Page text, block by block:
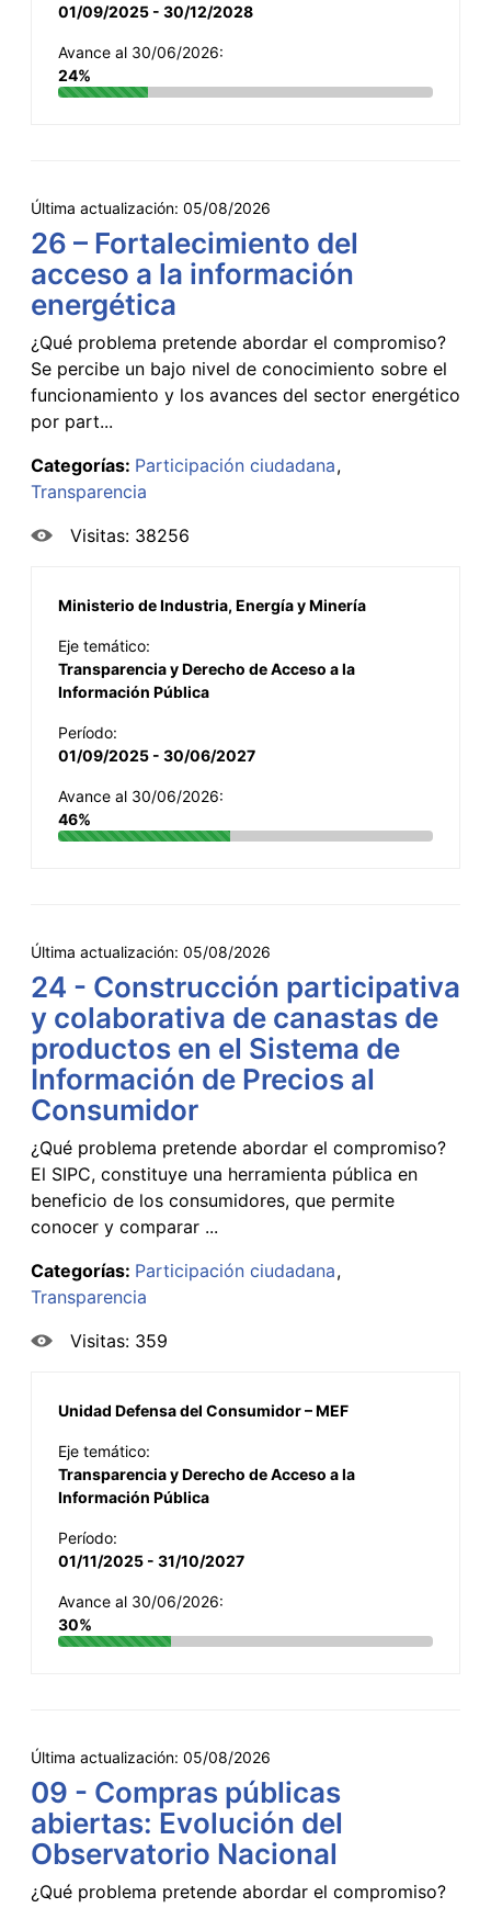
01/09/2025 - 30/12/2028
Avance al 30/06/2026:
24%
Última actualización: 05/08/2026
26 – Fortalecimiento del
acceso a la información
energética
¿Qué problema pretende abordar el compromiso?
Se percibe un bajo nivel de conocimiento sobre el
funcionamiento y los avances del sector energético
por part...
Categorías: Participación ciudadana
Transparencia
Visitas: 38256
Ministerio de Industria, Energía y Minería
Eje temático:
Transparencia y Derecho de Acceso a la
Información Pública
Período:
01/09/2025 - 30/06/2027
Avance al 30/06/2026:
46%
Última actualización: 05/08/2026
24 - Construcción participativa
y colaborativa de canastas de
productos en el Sistema de
Información de Precios al
Consumidor
¿Qué problema pretende abordar el compromiso?
El SIPC, constituye una herramienta pública en
beneficio de los consumidores, que permite
conocer y comparar ...
Categorías: Participación ciudadana
Transparencia
Visitas: 359
Unidad Defensa del Consumidor – MEF
Eje temático:
Transparencia y Derecho de Acceso a la
Información Pública
Período:
01/11/2025 - 31/10/2027
Avance al 30/06/2026:
30%
Última actualización: 05/08/2026
09 - Compras públicas
abiertas: Evolución del
Observatorio Nacional
¿Qué problema pretende abordar el compromiso?